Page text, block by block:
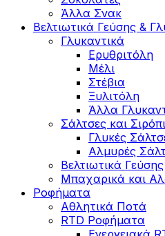
Άλλα Σνακ
Βελτιωτικά Γεύσης &
Γλυκαντικά
Ερυθριτόλη
Μέλι
Στέβια
Ξυλιτόλη
Άλλα
Σάλτσες και
Γλυκές
Αλμυρές
Bελτιωτικά Γεύσης
Μπαχαρικά και
Ροφήματα
Αθλητικά Ποτά
RTD Ροφήματα